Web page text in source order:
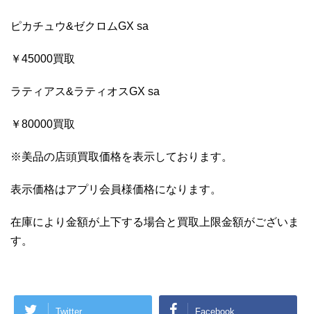
ピカチュウ&ゼクロムGX sa
￥45000買取
ラティアス&ラティオスGX sa
￥80000買取
※美品の店頭買取価格を表示しております。
表示価格はアプリ会員様価格になります。
在庫により金額が上下する場合と買取上限金額がございま
す。
Twitter Facebook